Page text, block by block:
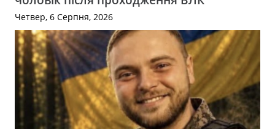
Четвер, 6 Серпня, 2026